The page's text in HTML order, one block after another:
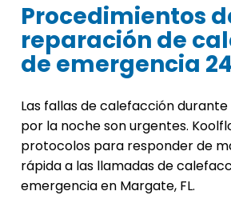
Procedimientos
reparación de
de emergencia
Las fallas de calefacción
por la noche son urgentes.
protocolos para responder de
rápida a las llamadas de
emergencia en Margate, FL.